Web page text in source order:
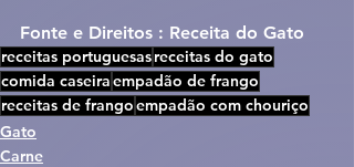
Fonte e Direitos : Receita do Gato
receitas portuguesasreceitas do gato
comida caseiraempadão de frango
receitas de frangoempadão com chouriço
Gato
Carne